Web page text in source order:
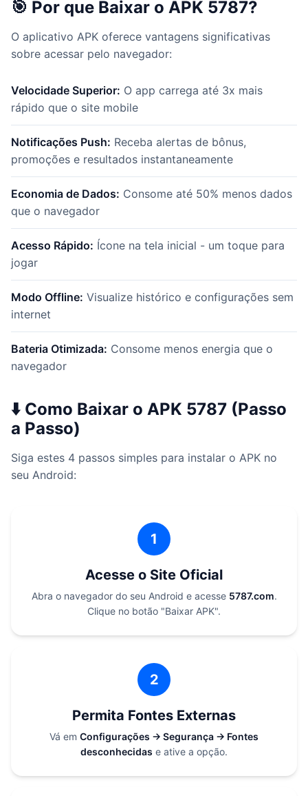
🎯 Por que Baixar o APK 5787?
O aplicativo APK oferece vantagens significativas
sobre acessar pelo navegador:
Velocidade Superior: O app carrega até 3x mais
rápido que o site mobile
Notificações Push: Receba alertas de bônus,
promoções e resultados instantaneamente
Economia de Dados: Consome até 50% menos dados
que o navegador
Acesso Rápido: Ícone na tela inicial - um toque para
jogar
Modo Offline: Visualize histórico e configurações sem
internet
Bateria Otimizada: Consome menos energia que o
navegador
⬇️ Como Baixar o APK 5787 (Passo
a Passo)
Siga estes 4 passos simples para instalar o APK no
seu Android:
1
Acesse o Site Oficial
Abra o navegador do seu Android e acesse 5787.com.
Clique no botão "Baixar APK".
2
Permita Fontes Externas
Vá em Configurações → Segurança → Fontes
desconhecidas e ative a opção.